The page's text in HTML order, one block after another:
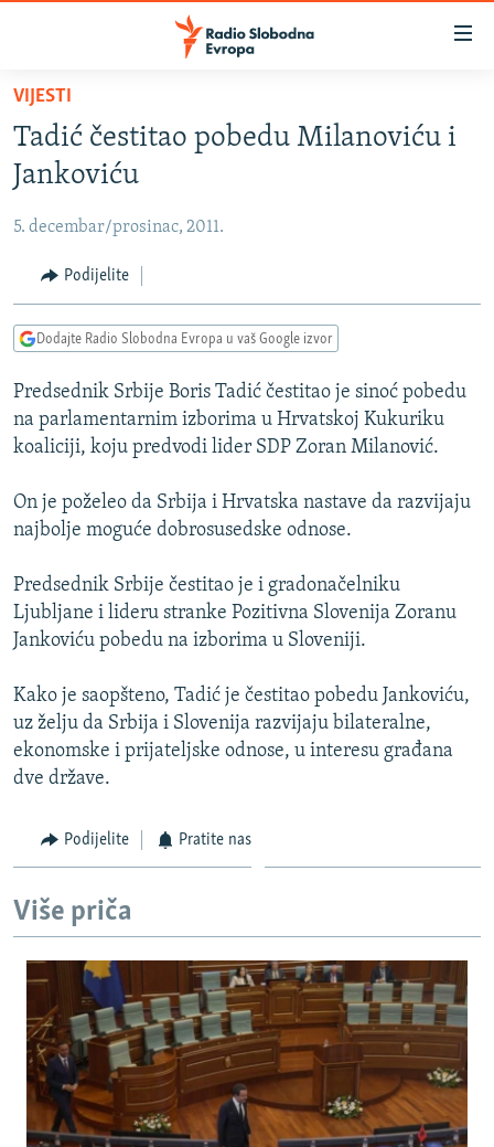
Pređite
glavni
sadržaj
na
navigaciju
Pređite
na
VIJESTI
BOSNA I HERCEGOVINA
KOSOVO
CRNA GORA
VIDEO
FOTOGALERIJE
INFOGRAFIKE
PODCASTI
RAT U UKRAJINI
KINA NA BALKANU
ISPRIČAJ MI
SPECIJALI RSE
VIŠE OD NASLOVA
POPLAVE I KLIZIŠTA U BIH 2024.
TV LIBERTY
MOJA EVROPA
TRI DECENIJE OD RATA U BIH
SVE KARTE DEJTONA
PRATITE NAS
Sve RFE/RL stranice
VIJESTI
Tadić čestitao pobedu Milanoviću i
Jankoviću
5. decembar/prosinac, 2011.
Podijelite
Dodajte Radio Slobodna Evropa u vaš Google izvor
Predsednik Srbije Boris Tadić čestitao je sinoć pobedu
na parlamentarnim izborima u Hrvatskoj Kukuriku
koaliciji, koju predvodi lider SDP Zoran Milanović.
On je poželeo da Srbija i Hrvatska nastave da razvijaju
najbolje moguće dobrosusedske odnose.
Predsednik Srbije čestitao je i gradonačelniku
Ljubljane i lideru stranke Pozitivna Slovenija Zoranu
Jankoviću pobedu na izborima u Sloveniji.
Kako je saopšteno, Tadić je čestitao pobedu Jankoviću,
uz želju da Srbija i Slovenija razvijaju bilateralne,
ekonomske i prijateljske odnose, u interesu građana
dve države.
Podijelite Pratite nas
Više priča